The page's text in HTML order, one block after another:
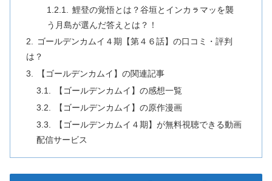
鯉登の覚悟とは？谷垣とインカㇻマッを襲
う月島が選んだ答えとは？！
ゴールデンカムイ４期【第４６話】の口コミ・評判
は？
【ゴールデンカムイ】の関連記事
【ゴールデンカムイ】の感想一覧
【ゴールデンカムイ】の原作漫画
【ゴールデンカムイ４期】が無料視聴できる動画
配信サービス